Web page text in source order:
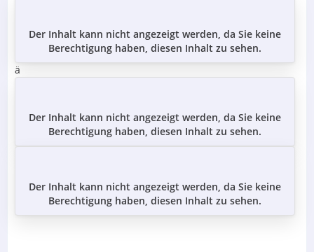
Der Inhalt kann nicht angezeigt werden, da Sie keine
Berechtigung haben, diesen Inhalt zu sehen.
ä
Der Inhalt kann nicht angezeigt werden, da Sie keine
Berechtigung haben, diesen Inhalt zu sehen.
Der Inhalt kann nicht angezeigt werden, da Sie keine
Berechtigung haben, diesen Inhalt zu sehen.